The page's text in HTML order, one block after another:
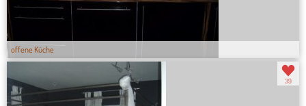
offene Küche
39